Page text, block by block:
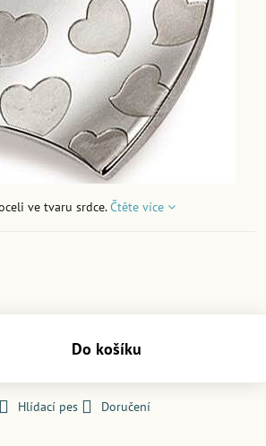
ve tvaru srdce.Čtěte více
Do košíku
Hlídací pes
Doručení